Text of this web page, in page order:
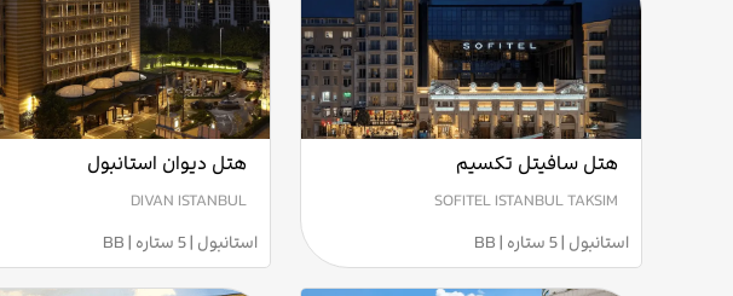
هتل سافیتل تکسیم
SOFITEL ISTANBUL TAKSIM
استانبول | 5 ستاره | BB
هتل دیوان استانبول
DIVAN ISTANBUL
استانبول | 5 ستاره | BB